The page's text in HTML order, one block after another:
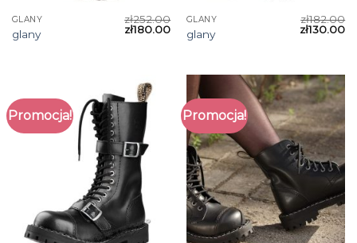
GLANY
glany
zł252.00
zł180.00
GLANY
glany
zł182.00
zł130.00
Promocja! Promocja!